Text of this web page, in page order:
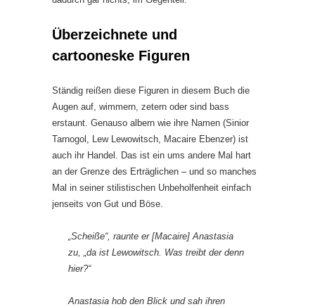
Überzeichnete und
cartooneske Figuren
Ständig reißen diese Figuren in diesem Buch die
Augen auf, wimmern, zetern oder sind bass
erstaunt. Genauso albern wie ihre Namen (Sinior
Tarnogol, Lew Lewowitsch, Macaire Ebenzer) ist
auch ihr Handel. Das ist ein ums andere Mal hart
an der Grenze des Erträglichen – und so manches
Mal in seiner stilistischen Unbeholfenheit einfach
jenseits von Gut und Böse.
„Scheiße“, raunte er [Macaire] Anastasia
zu, „da ist Lewowitsch. Was treibt der denn
hier?“
Anastasia hob den Blick und sah ihren